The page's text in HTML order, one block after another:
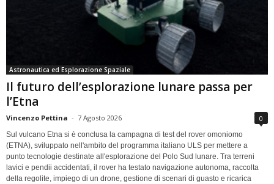
Astronautica ed Esplorazione Spaziale
Il futuro dell’esplorazione lunare passa per
l’Etna
Vincenzo Pettina - 7 Agosto 2026 0
Sul vulcano Etna si è conclusa la campagna di test del rover omoniomo
(ETNA), sviluppato nell'ambito del programma italiano ULS per mettere a
punto tecnologie destinate all'esplorazione del Polo Sud lunare. Tra terreni
lavici e pendii accidentati, il rover ha testato navigazione autonoma, raccolta
della regolite, impiego di un drone, gestione di scenari di guasto e ricarica